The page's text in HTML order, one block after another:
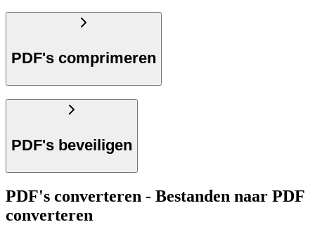
PDF's comprimeren
PDF's beveiligen
PDF's converteren - Bestanden naar PDF
converteren